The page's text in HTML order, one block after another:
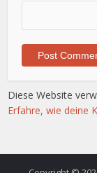
Diese Website
Erfahre, wie deine